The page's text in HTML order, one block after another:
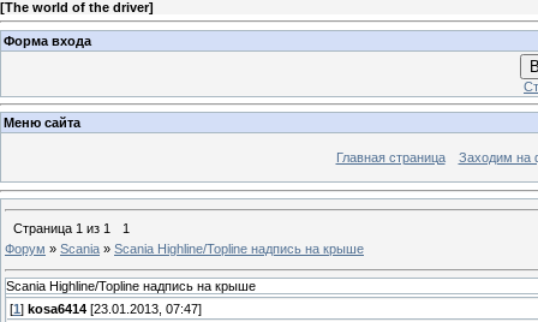
[The world of the driver]
Форма входа
Меню сайта
Главная страница Заходим на
Страница 1 из 1
1
Форум » Scania » Scania Highline/Topline надпись на крыше
Scania Highline/Topline надпись на крыше
[1 ] kosa6414 [23.01.2013, 07:47]